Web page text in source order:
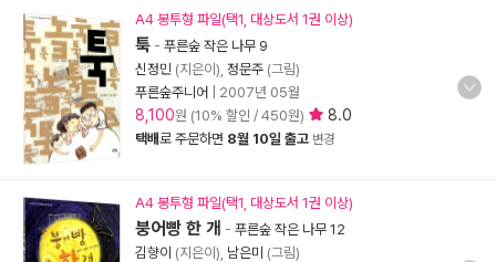
A4 봉투형 파일(택1, 대상도서 1권 이상)
툭 - 푸른숲 작은 나무 9
신정민 (지은이), 정문주 (그림)
푸른숲주니어
2007년 05월
8,100원 (10% 할인 / 450원) 8.0
택배로 주문하면 8월 10일 출고 변경
A4 봉투형 파일(택1, 대상도서 1권 이상)
붕어빵 한 개 - 푸른숲 작은 나무 12
김향이 (지은이), 남은미 (그림)